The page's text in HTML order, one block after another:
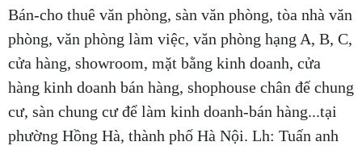
Bán-cho thuê văn phòng, sàn văn phòng, tòa nhà văn
phòng, văn phòng làm việc, văn phòng hạng A, B, C,
cửa hàng, showroom, mặt bằng kinh doanh, cửa
hàng kinh doanh bán hàng, shophouse chân đế chung
cư, sàn chung cư để làm kinh doanh-bán hàng...tại
phường Hồng Hà, thành phố Hà Nội. Lh: Tuấn anh